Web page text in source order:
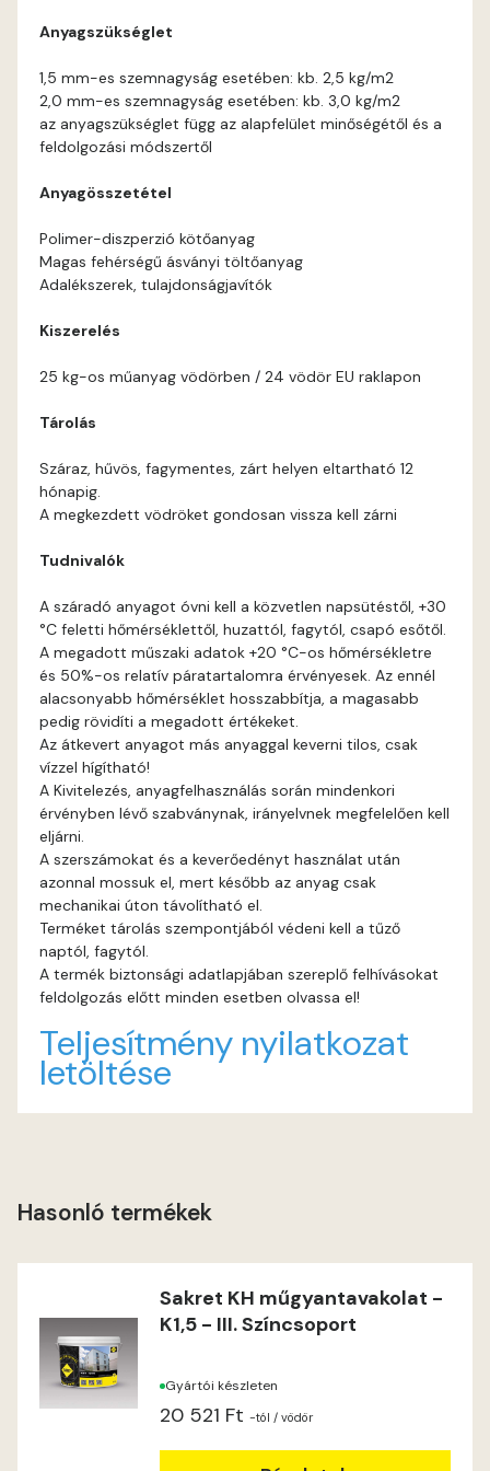
Corn E
Date-brown E
Fern E
Grass-green E
Heide C
Heide D
Heide E
Lilac D
Mandarin E
Mouse-grey E
Anyagszükséglet
1,5 mm-es szemnagyság esetében: kb. 2,5 kg/m2
2,0 mm-es szemnagyság esetében: kb. 3,0 kg/m2
az anyagszükséglet függ az alapfelület minőségétől és a
feldolgozási módszertől
Anyagösszetétel
Polimer-diszperzió kötőanyag
Magas fehérségű ásványi töltőanyag
Adalékszerek, tulajdonságjavítók
Kiszerelés
25 kg-os műanyag vödörben / 24 vödör EU raklapon
Tárolás
Száraz, hűvös, fagymentes, zárt helyen eltartható 12
hónapig.
A megkezdett vödröket gondosan vissza kell zárni
Tudnivalók
A száradó anyagot óvni kell a közvetlen napsütéstől, +30
°C feletti hőmérséklettől, huzattól, fagytól, csapó esőtől.
A megadott műszaki adatok +20 °C-os hőmérsékletre
és 50%-os relatív páratartalomra érvényesek. Az ennél
alacsonyabb hőmérséklet hosszabbítja, a magasabb
pedig rövidíti a megadott értékeket.
Az átkevert anyagot más anyaggal keverni tilos, csak
vízzel hígítható!
A Kivitelezés, anyagfelhasználás során mindenkori
érvényben lévő szabványnak, irányelvnek megfelelően kell
eljárni.
A szerszámokat és a keverőedényt használat után
azonnal mossuk el, mert később az anyag csak
mechanikai úton távolítható el.
Terméket tárolás szempontjából védeni kell a tűző
naptól, fagytól.
A termék biztonsági adatlapjában szereplő felhívásokat
feldolgozás előtt minden esetben olvassa el!
Teljesítmény nyilatkozat
letöltése
Hasonló termékek
Sakret KH műgyantavakolat -
K1,5 - III. Színcsoport
Gyártói készleten
20 521 Ft -tól / vödör